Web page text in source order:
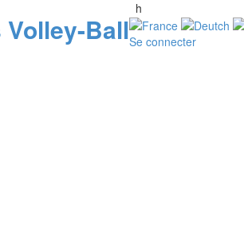
Ball
h
Se connecter